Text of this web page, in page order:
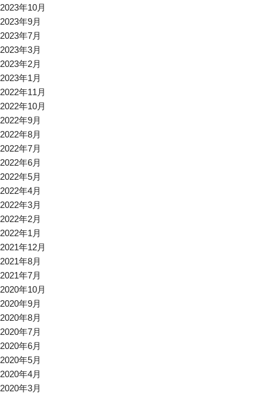
2023年10月
2023年9月
2023年7月
2023年3月
2023年2月
2023年1月
2022年11月
2022年10月
2022年9月
2022年8月
2022年7月
2022年6月
2022年5月
2022年4月
2022年3月
2022年2月
2022年1月
2021年12月
2021年8月
2021年7月
2020年10月
2020年9月
2020年8月
2020年7月
2020年6月
2020年5月
2020年4月
2020年3月